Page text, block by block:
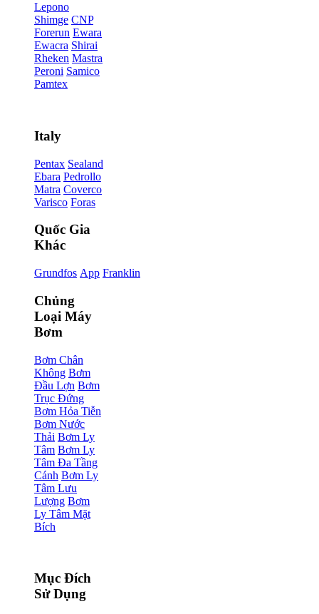
Lepono
Shimge CNP
Forerun Ewara
Ewacra Shirai
Rheken Mastra
Peroni Samico
Pamtex
Italy
Pentax Sealand
Ebara Pedrollo
Matra Coverco
Varisco Foras
Quốc Gia
Khác
Grundfos App Franklin
Chủng
Loại Máy
Bơm
Bơm Chân
Không Bơm
Đầu Lợn Bơm
Trục Đứng
Bơm Hỏa Tiễn
Bơm Nước
Thải Bơm Ly
Tâm Bơm Ly
Tâm Đa Tầng
Cánh Bơm Ly
Tâm Lưu
Lượng Bơm
Ly Tâm Mặt
Bích
Mục Đích
Sử Dụng